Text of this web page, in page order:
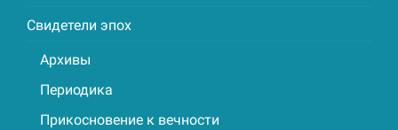
Свидетели эпох
Архивы
Периодика
Прикосновение к вечности